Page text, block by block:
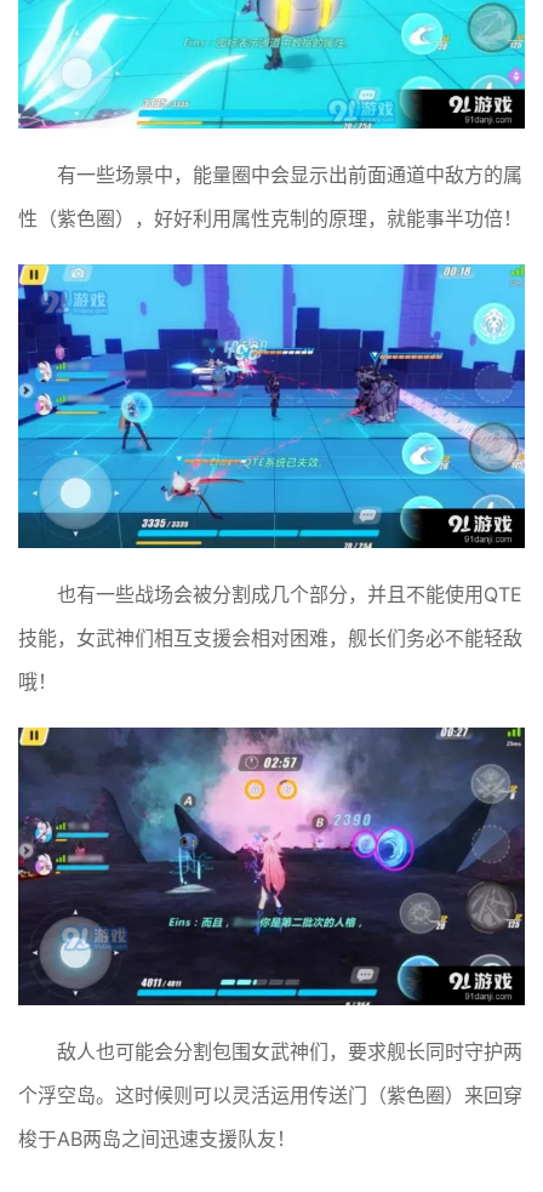
有一些场景中，能量圈中会显示出前面通道中敌方的属
性（紫色圈），好好利用属性克制的原理，就能事半功倍！
也有一些战场会被分割成几个部分，并且不能使用QTE
技能，女武神们相互支援会相对困难，舰长们务必不能轻敌
哦！
敌人也可能会分割包围女武神们，要求舰长同时守护两
个浮空岛。这时候则可以灵活运用传送门（紫色圈）来回穿
梭于AB两岛之间迅速支援队友！